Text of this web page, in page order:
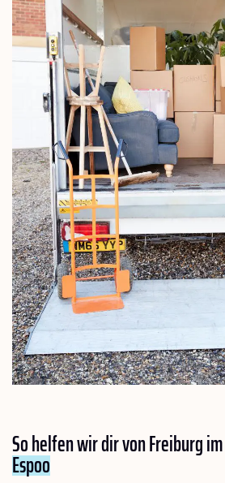
So helfen wir dir von Freiburg
Espoo